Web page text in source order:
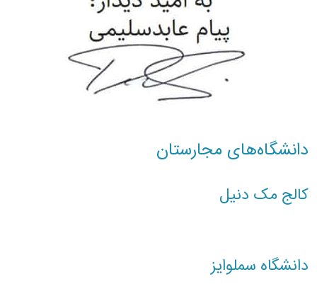
دانشگاه‌های مجارستان
کالج مک دنیل
دانشگاه سملوایز